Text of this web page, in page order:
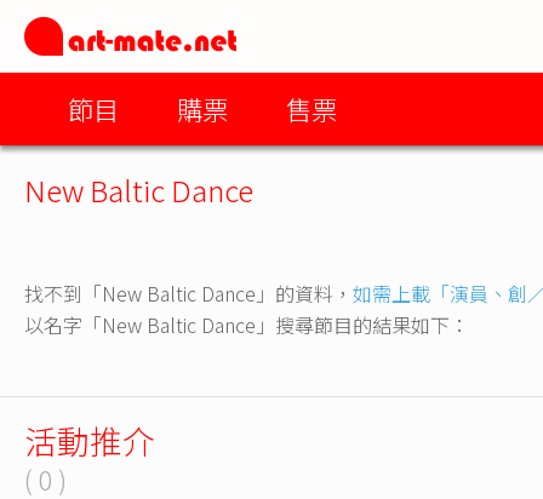
節目 購票 售票
New Baltic Dance
找不到「New Baltic Dance」的資料， 如需上載「演員、創
以名字「New Baltic Dance」搜尋節目的結果如下：
活動推介
( 0 )